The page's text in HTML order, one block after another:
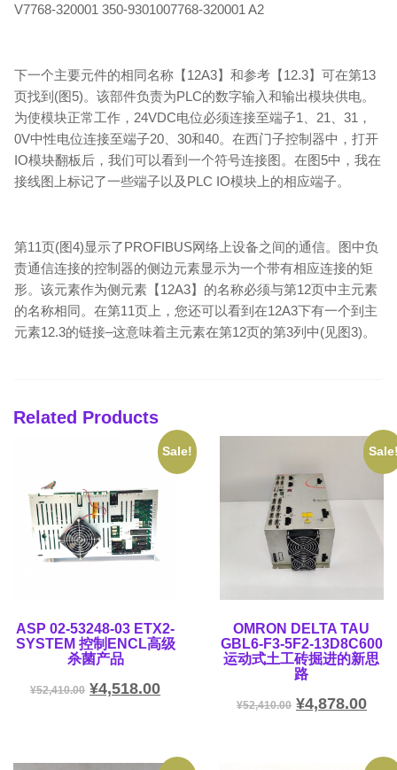
V7768-320001 350-9301007768-320001 A2
下一个主要元件的相同名称【12A3】和参考【12.3】可在第13
页找到(图5)。该部件负责为PLC的数字输入和输出模块供电。
为使模块正常工作，24VDC电位必须连接至端子1、21、31，
0V中性电位连接至端子20、30和40。在西门子控制器中，打开
IO模块翻板后，我们可以看到一个符号连接图。在图5中，我在
接线图上标记了一些端子以及PLC IO模块上的相应端子。
第11页(图4)显示了PROFIBUS网络上设备之间的通信。图中负
责通信连接的控制器的侧边元素显示为一个带有相应连接的矩
形。该元素作为侧元素【12A3】的名称必须与第12页中主元素
的名称相同。在第11页上，您还可以看到在12A3下有一个到主
元素12.3的链接–这意味着主元素在第12页的第3列中(见图3)。
Related Products
Sale!
ASP 02-53248-03 ETX2-
SYSTEM 控制ENCL高级
杀菌产品
¥52,410.00 ¥4,518.00
OMRON DELTA TAU
GBL6-F3-5F2-13D8C600
运动式土工砖掘进的新思
路
¥52,410.00 ¥4,878.00